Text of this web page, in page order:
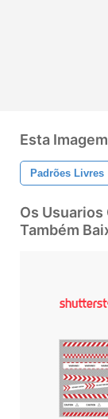
Esta
Padrões Livres
Os Usuarios
Também